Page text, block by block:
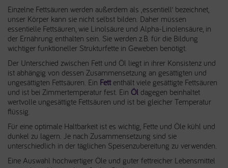
Einzelne Fettsäuren werden außerdem als ‚essentiell‘ bezeichnet,
unser Körper kann sie nicht selbst bilden. Daher müssen
essentielle Fettsäuren, wie Linolsäure und Alpha-Linolensäure, in
der Ernährung enthalten sein. Sie werden z.B. für die Bildung
wichtiger funktioneller Strukturfette in Geweben benötigt.
Der Unterschied zwischen Fett und Öl liegt in ihrer Konsistenz und
ist abhängig von dessen Zusammensetzung an gesättigten und
ungesättigten Fettsäuren. Ein Fett enthält viele gesättigte Fettsäuren
und ist bei Zimmertemperatur fest. Ein Öl dagegen beinhaltet
wertvolle ungesättigte Fettsäuren und ist bei gleicher Temperatur
flüssig.
Für eine optimale Haltbarkeit ist es wichtig, Fette und Öle kühl und
dunkel zu lagern. Je nach Zusammensetzung sind sie
unterschiedlich in der täglichen Speisenzubereitung zu verwenden.
Eine Auswahl hochwertiger Öle und guter fettreicher Lebensmittel